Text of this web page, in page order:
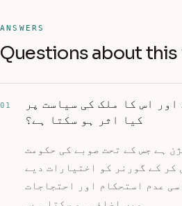
ANSWERS
Questions about this
01
اس کا ملک کی سیاست پر
کیا اثر ہو سکتا ہے؟
ہے جس کے تحت صوبے کی حکومت
کر کے گورنر کو اختیارات دیے
عدم استحکام اور احتجاجات